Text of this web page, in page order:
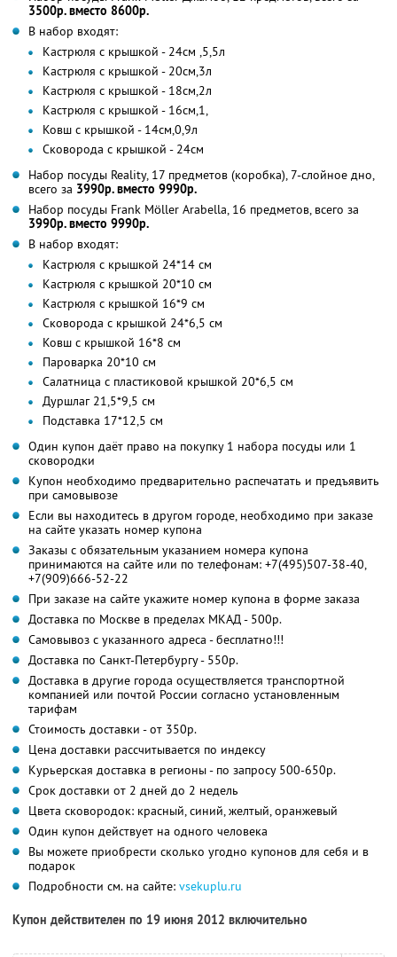
3500р. вместо 8600р.
В набор входят:
Кастрюля с крышкой - 24см ,5,5л
Кастрюля с крышкой - 20см,3л
Кастрюля с крышкой - 18см,2л
Кастрюля с крышкой - 16см,1,
Ковш с крышкой - 14см,0,9л
Сковорода с крышкой - 24см
Набор посуды Reality, 17 предметов (коробка), 7-слойное дно,
всего за 3990р. вместо 9990р.
Набор посуды Frank Möller Arabella, 16 предметов, всего за
3990р. вместо 9990р.
В набор входят:
Кастрюля с крышкой 24*14 см
Кастрюля с крышкой 20*10 см
Кастрюля с крышкой 16*9 см
Сковорода с крышкой 24*6,5 см
Ковш с крышкой 16*8 см
Пароварка 20*10 см
Салатница с пластиковой крышкой 20*6,5 см
Дуршлаг 21,5*9,5 см
Подставка 17*12,5 см
Один купон даёт право на покупку 1 набора посуды или 1
сковородки
Купон необходимо предварительно распечатать и предъявить
при самовывозе
Если вы находитесь в другом городе, необходимо при заказе
на сайте указать номер купона
Заказы с обязательным указанием номера купона
принимаются на сайте или по телефонам: +7(495)507-38-40,
+7(909)666-52-22
При заказе на сайте укажите номер купона в форме заказа
Доставка по Москве в пределах МКАД - 500р.
Самовывоз с указанного адреса - бесплатно!!!
Доставка по Санкт-Петербургу - 550р.
Доставка в другие города осуществляется транспортной
компанией или почтой России согласно установленным
тарифам
Стоимость доставки - от 350р.
Цена доставки рассчитывается по индексу
Курьерская доставка в регионы - по запросу 500-650р.
Срок доставки от 2 дней до 2 недель
Цвета сковородок: красный, синий, желтый, оранжевый
Один купон действует на одного человека
Вы можете приобрести сколько угодно купонов для себя и в
подарок
Подробности см. на сайте: vsekuplu.ru
Купон действителен по 19 июня 2012 включительно